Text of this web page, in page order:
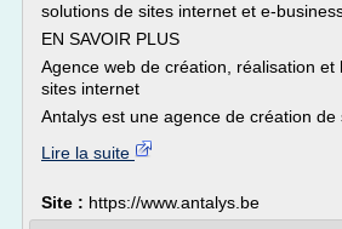
solutions de sites internet et e-
EN SAVOIR PLUS
Agence web de création, réalisation et
sites internet
Antalys est une agence de création de
Lire la suite
Site : https://www.antalys.be